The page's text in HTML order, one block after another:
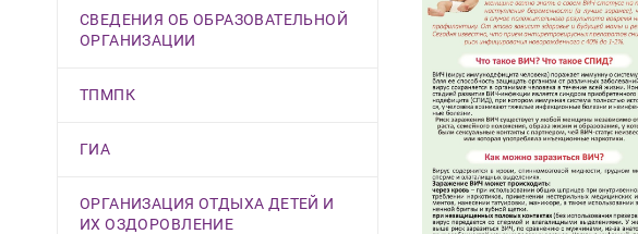
СВЕДЕНИЯ ОБ ОБРАЗОВАТЕЛЬНОЙ
ОРГАНИЗАЦИИ
ТПМПК
ГИА
ОРГАНИЗАЦИЯ ОТДЫХА ДЕТЕЙ И
ИХ ОЗДОРОВЛЕНИЕ